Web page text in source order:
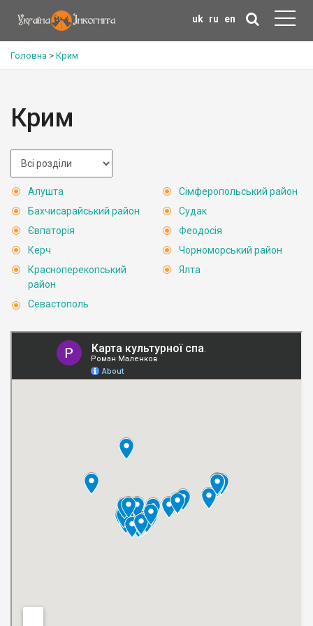
uk ru en
Головна > Крим
Крим
Алушта
Бахчисарайський район
Євпаторія
Керч
Красноперекопський
район
Севастополь
Сімферопольський район
Судак
Феодосія
Чорноморський район
Ялта